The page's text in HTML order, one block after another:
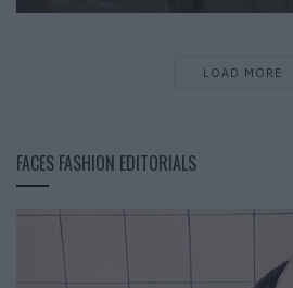
LOAD MORE
FACES FASHION EDITORIALS